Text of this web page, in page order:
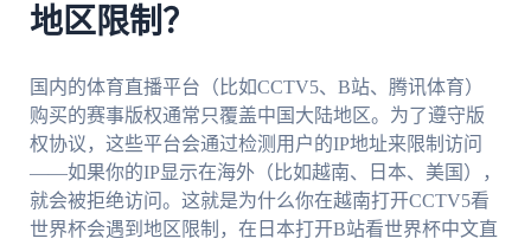
地区限制？
国内的体育直播平台（比如CCTV5、B站、腾讯体育）
购买的赛事版权通常只覆盖中国大陆地区。为了遵守版
权协议，这些平台会通过检测用户的IP地址来限制访问
——如果你的IP显示在海外（比如越南、日本、美国），
就会被拒绝访问。这就是为什么你在越南打开CCTV5看
世界杯会遇到地区限制，在日本打开B站看世界杯中文直